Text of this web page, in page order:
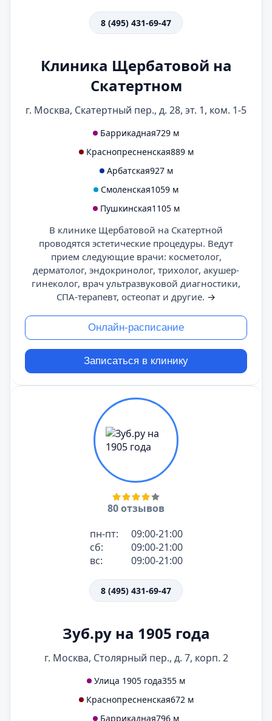
8 (495) 431-69-47
Клиника Щербатовой на
Скатертном
г. Москва, Скатертный пер., д. 28, эт. 1, ком. 1-5
Баррикадная729 м
Краснопресненская889 м
Арбатская927 м
Смоленская1059 м
Пушкинская1105 м
В клинике Щербатовой на Скатертной
проводятся эстетические процедуры. Ведут
прием следующие врачи: косметолог,
дерматолог, эндокринолог, трихолог, акушер-
гинеколог, врач ультразвуковой диагностики,
СПА-терапевт, остеопат и другие. →
Онлайн-расписание
Записаться в клинику
80 отзывов
пн-пт:
09:00-21:00
сб:
09:00-21:00
вс:
09:00-21:00
8 (495) 431-69-47
Зуб.ру на 1905 года
г. Москва, Столярный пер., д. 7, корп. 2
Улица 1905 года355 м
Краснопресненская672 м
Баррикадная796 м